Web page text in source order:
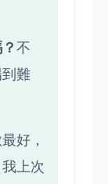
不
難
好，
上次